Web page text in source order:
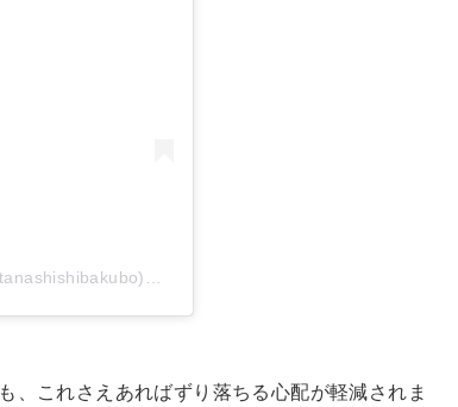
ダイソー イオンタウン田無芝久保店 〔公式〕(@daiso_tanashishibakubo)がシェアした投稿
、これさえあればずり落ちる心配が軽減されま